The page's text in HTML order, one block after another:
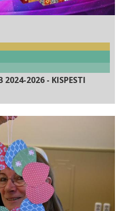
2024-2026 - KISPESTI